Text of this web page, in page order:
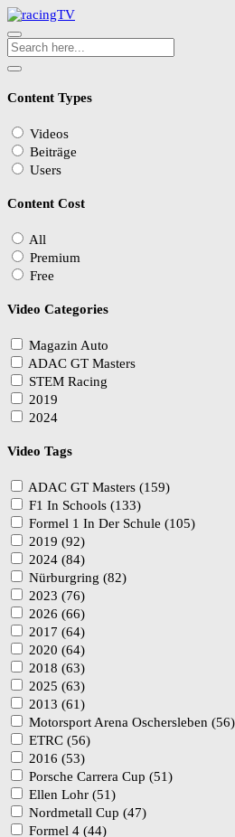
Content Types
Videos
Beiträge
Users
Content Cost
All
Premium
Free
Video Categories
Magazin Auto
ADAC GT Masters
STEM Racing
2019
2024
Video Tags
ADAC GT Masters (159)
F1 In Schools (133)
Formel 1 In Der Schule (105)
2019 (92)
2024 (84)
Nürburgring (82)
2023 (76)
2026 (66)
2017 (64)
2020 (64)
2018 (63)
2025 (63)
2013 (61)
Motorsport Arena Oschersleben (56)
ETRC (56)
2016 (53)
Porsche Carrera Cup (51)
Ellen Lohr (51)
Nordmetall Cup (47)
Formel 4 (44)